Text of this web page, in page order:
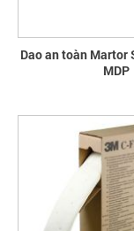
Dao an toàn Martor
MDP